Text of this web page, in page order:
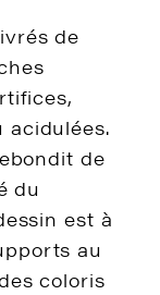
de
acidulées.
de
du
est à
au
coloris